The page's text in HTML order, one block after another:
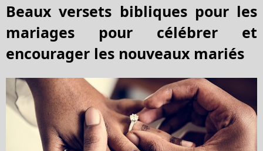
Beaux versets bibliques pour les
mariages pour célébrer et
encourager les nouveaux mariés